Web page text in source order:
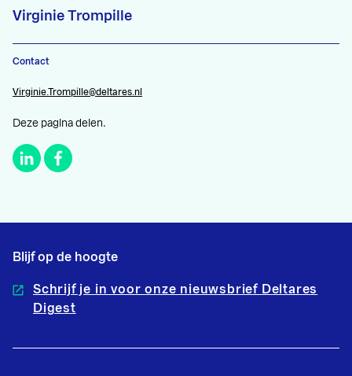
Virginie Trompille
Contact
Virginie.Trompille@deltares.nl
Deze pagina delen.
Blijf op de hoogte
Schrijf je in voor onze nieuwsbrief Deltares
Digest